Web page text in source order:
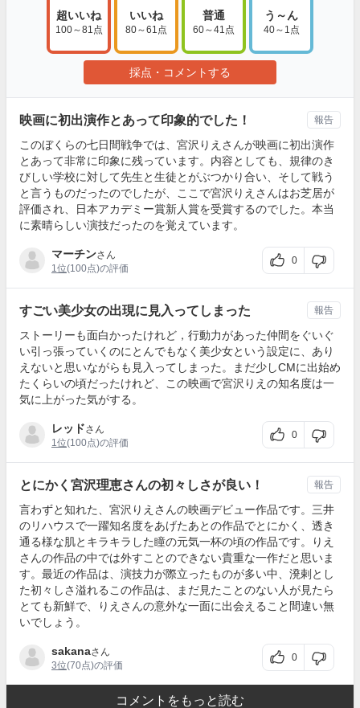
超いいね
100～81点
いいね
80～61点
普通
60～41点
う～ん
40～1点
採点・コメントする
映画に初出演作とあって印象的でした！
このぼくらの七日間戦争では、宮沢りえさんが映画に初出演作
とあって非常に印象に残っています。内容としても、規律のき
びしい学校に対して先生と生徒とがぶつかり合い、そして戦う
と言うものだったのでしたが、ここで宮沢りえさんはお芝居が
評価され、日本アカデミー賞新人賞を受賞するのでした。本当
に素晴らしい演技だったのを覚えています。
マーチンさん
1位(100点)の評価
0
報告
すごい美少女の出現に見入ってしまった
ストーリーも面白かったけれど，行動力があった仲間をぐいぐ
い引っ張っていくのにとんでもなく美少女という設定に、あり
えないと思いながらも見入ってしまった。まだ少しCMに出始め
たくらいの頃だったけれど、この映画で宮沢りえの知名度は一
気に上がった気がする。
レッドさん
1位(100点)の評価
0
報告
とにかく宮沢理恵さんの初々しさが良い！
言わずと知れた、宮沢りえさんの映画デビュー作品です。三井
のリハウスで一躍知名度をあげたあとの作品でとにかく、透き
通る様な肌とキラキラした瞳の元気一杯の頃の作品です。りえ
さんの作品の中では外すことのできない貴重な一作だと思いま
す。最近の作品は、演技力が際立ったものが多い中、溌剌とし
た初々しさ溢れるこの作品は、まだ見たことのない人が見たら
とても新鮮で、りえさんの意外な一面に出会えること間違い無
いでしょう。
sakanaさん
3位(70点)の評価
0
報告
コメントをもっと読む